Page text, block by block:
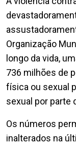
Organização
longo da vida,
736 milhões de
física ou sexual
sexual por parte
Os números
inalterados na